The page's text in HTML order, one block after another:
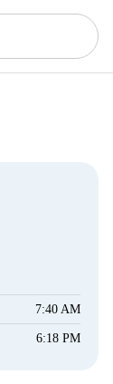
7:40 AM
6:18 PM